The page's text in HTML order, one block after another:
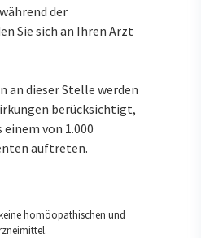
der
Sie sich an Ihren Arzt
an dieser Stelle werden
berücksichtigt,
von 1.000
auftreten.
homöopathischen und